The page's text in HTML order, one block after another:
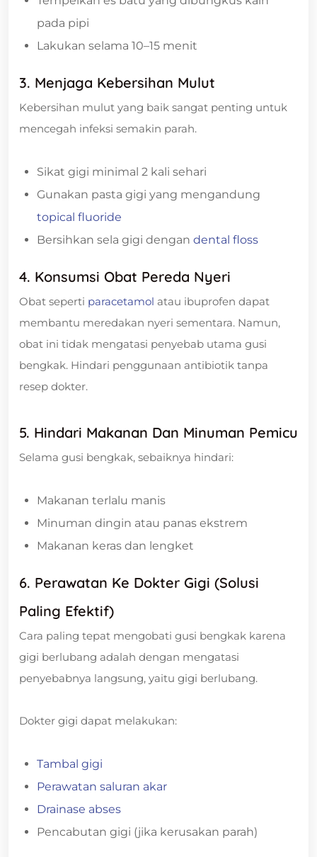
pada pipi
Lakukan selama 10–15 menit
3. Menjaga Kebersihan Mulut
Kebersihan mulut yang baik sangat penting untuk
mencegah infeksi semakin parah.
Sikat gigi minimal 2 kali sehari
Gunakan pasta gigi yang mengandung
topical fluoride
Bersihkan sela gigi dengan dental floss
4. Konsumsi Obat Pereda Nyeri
Obat seperti paracetamol atau ibuprofen dapat
membantu meredakan nyeri sementara. Namun,
obat ini tidak mengatasi penyebab utama gusi
bengkak. Hindari penggunaan antibiotik tanpa
resep dokter.
5. Hindari Makanan Dan Minuman Pemicu
Selama gusi bengkak, sebaiknya hindari:
Makanan terlalu manis
Minuman dingin atau panas ekstrem
Makanan keras dan lengket
6. Perawatan Ke Dokter Gigi (Solusi
Paling Efektif)
Cara paling tepat mengobati gusi bengkak karena
gigi berlubang adalah dengan mengatasi
penyebabnya langsung, yaitu gigi berlubang.
Dokter gigi dapat melakukan:
Tambal gigi
Perawatan saluran akar
Drainase abses
Pencabutan gigi (jika kerusakan parah)